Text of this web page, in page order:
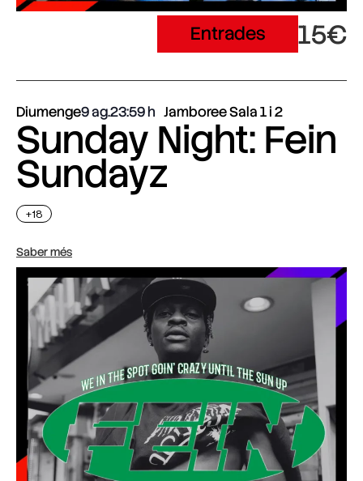
Entrades 15€
Diumenge9 ag.23:59 Jamboree Sala 1 i 2
Sunday Night: Fein
Sundayz
+18
Saber més